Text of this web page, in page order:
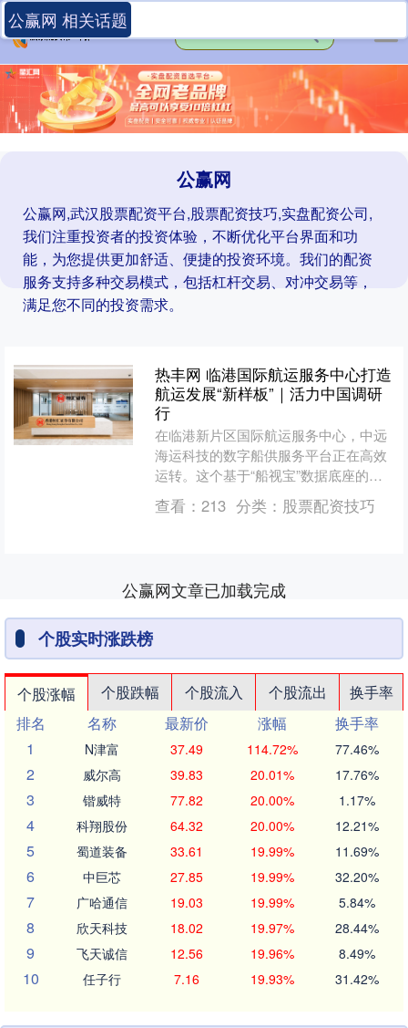
公赢网
公赢网,武汉股票配资平台,股票配资技巧,实盘配资公司,
我们注重投资者的投资体验，不断优化平台界面和功
能，为您提供更加舒适、便捷的投资环境。我们的配资
服务支持多种交易模式，包括杠杆交易、对冲交易等，
满足您不同的投资需求。
公赢网 相关话题
热丰网 临港国际航运服务中心打造
航运发展“新样板”｜活力中国调研
行
在临港新片区国际航运服务中心，中远
海运科技的数字船供服务平台正在高效
运转。这个基于“船视宝”数据底座的创
新平台，为企业提供全球船舶需求预
测、预抵信息、供需调度与....
查看： 213 分类： 股票配资技巧
公赢网文章已加载完成
个股实时涨跌榜
个股涨幅 个股跌幅 个股流入 个股流出
换手率
排名
名称 最新价 涨幅
换手率
1
N津富 37.49 114.72% 77.46%
2 威尔高 39.83 20.01% 17.76%
3 锴威特 77.82 20.00% 1.17%
4 科翔股份 64.32 20.00% 12.21%
5 蜀道装备 33.61 19.99% 11.69%
6 中巨芯 27.85 19.99% 32.20%
7 广哈通信 19.03 19.99% 5.84%
8 欣天科技 18.02 19.97% 28.44%
9 飞天诚信 12.56 19.96% 8.49%
10 任子行 7.16 19.93% 31.42%